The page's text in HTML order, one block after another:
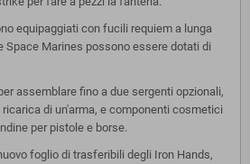
equipaggiati con fucili requiem a lunga
Space Marines possono essere dotati di
assemblare fino a due sergenti opzionali,
di un'arma, e componenti cosmetici
per pistole e borse.
foglio di trasferibili degli Iron Hands,